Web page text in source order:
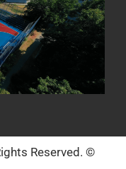
Reserved. ©